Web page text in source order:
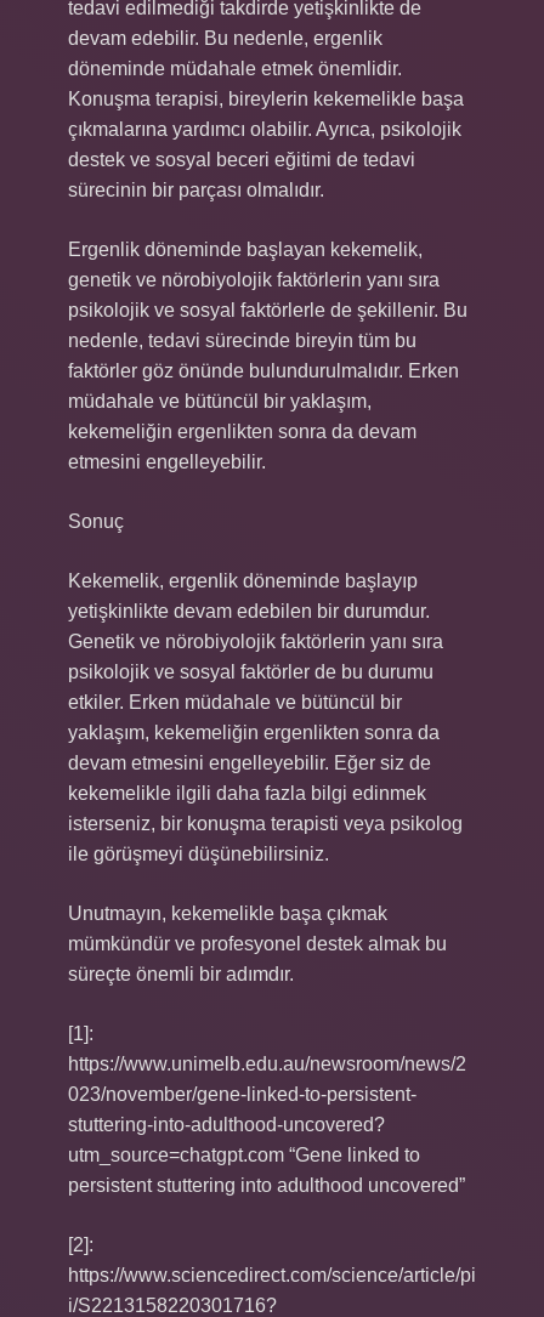
tedavi edilmediği takdirde yetişkinlikte de
devam edebilir. Bu nedenle, ergenlik
döneminde müdahale etmek önemlidir.
Konuşma terapisi, bireylerin kekemelikle başa
çıkmalarına yardımcı olabilir. Ayrıca, psikolojik
destek ve sosyal beceri eğitimi de tedavi
sürecinin bir parçası olmalıdır.
Ergenlik döneminde başlayan kekemelik,
genetik ve nörobiyolojik faktörlerin yanı sıra
psikolojik ve sosyal faktörlerle de şekillenir. Bu
nedenle, tedavi sürecinde bireyin tüm bu
faktörler göz önünde bulundurulmalıdır. Erken
müdahale ve bütüncül bir yaklaşım,
kekemeliğin ergenlikten sonra da devam
etmesini engelleyebilir.
Sonuç
Kekemelik, ergenlik döneminde başlayıp
yetişkinlikte devam edebilen bir durumdur.
Genetik ve nörobiyolojik faktörlerin yanı sıra
psikolojik ve sosyal faktörler de bu durumu
etkiler. Erken müdahale ve bütüncül bir
yaklaşım, kekemeliğin ergenlikten sonra da
devam etmesini engelleyebilir. Eğer siz de
kekemelikle ilgili daha fazla bilgi edinmek
isterseniz, bir konuşma terapisti veya psikolog
ile görüşmeyi düşünebilirsiniz.
Unutmayın, kekemelikle başa çıkmak
mümkündür ve profesyonel destek almak bu
süreçte önemli bir adımdır.
[1]:
https://www.unimelb.edu.au/newsroom/news/2
023/november/gene-linked-to-persistent-
stuttering-into-adulthood-uncovered?
utm_source=chatgpt.com “Gene linked to
persistent stuttering into adulthood uncovered”
[2]:
https://www.sciencedirect.com/science/article/pi
i/S2213158220301716?